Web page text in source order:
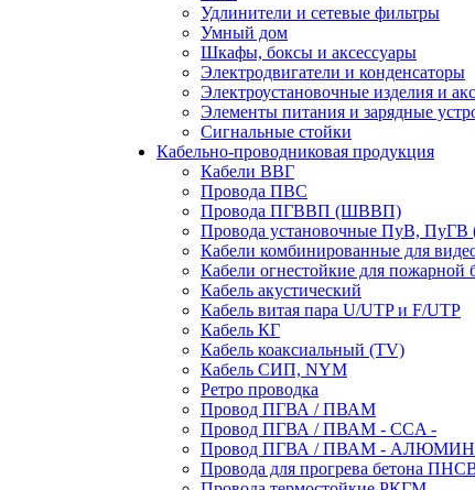
Удлинители и сетевые фильтры
Умный дом
Шкафы, боксы и аксессуары
Электродвигатели и конденсаторы
Электроустановочные изделия и
Элементы питания и зарядные
Сигнальные стойки
Кабельно-проводниковая продукция
Кабели ВВГ
Провода ПВС
Провода ПГВВП (ШВВП)
Провода установочные ПуВ,
Кабели комбинированные для
Кабели огнестойкие для пожарной
Кабель акустический
Кабель витая пара U/UTP и F/UTP
Кабель КГ
Кабель коаксиальный (TV)
Кабель СИП, NYM
Ретро проводка
Провод ПГВА / ПВАМ
Провод ПГВА / ПВАМ - CCA -
Провод ПГВА / ПВАМ -
Провода для прогрева бетона